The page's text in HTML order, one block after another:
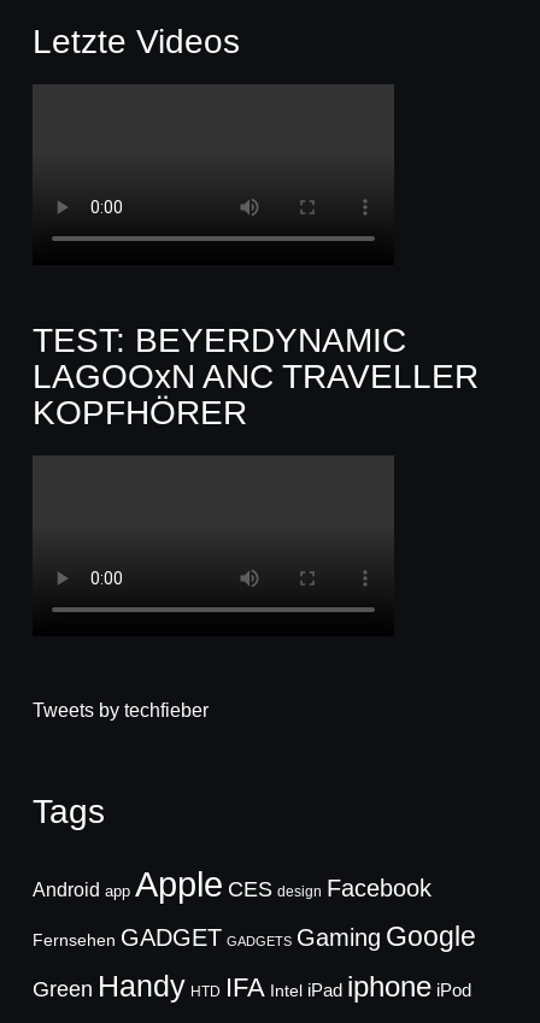
Letzte Videos
TEST: BEYERDYNAMIC
LAGOOxN ANC TRAVELLER
KOPFHÖRER
Tweets by techfieber
Tags
Android app Apple CES design Facebook
Fernsehen GADGET GADGETS Gaming Google
Green Handy HTD IFA Intel iPad iphone iPod